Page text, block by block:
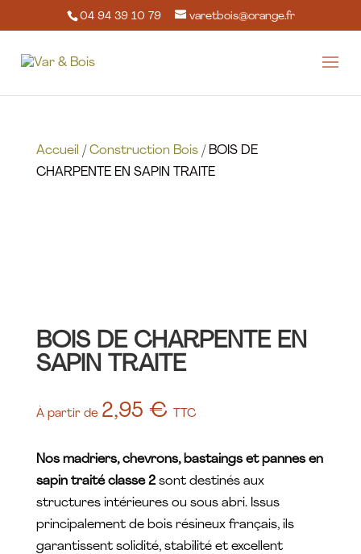
04 94 39 10 79 varetbois@orange.fr
Accueil / Construction Bois/ BOIS DE
CHARPENTE EN SAPIN TRAITE
BOIS DE CHARPENTE EN
SAPIN TRAITE
À partir de 2,95 € TTC
Nos madriers, chevrons, bastaings et pannes en
sapin traité classe 2sont destinés aux
structures intérieures ou sous abri. Issus
principalement de bois résineux français, ils
garantissent solidité, stabilité et excellent